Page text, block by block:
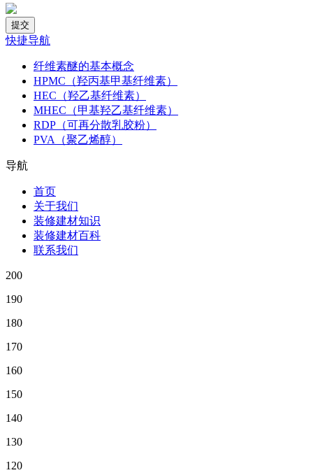
快捷导航
纤维素醚的基本概念
HPMC（羟丙基甲基纤维素）
HEC（羟乙基纤维素）
MHEC（甲基羟乙基纤维素）
RDP（可再分散乳胶粉）
PVA（聚乙烯醇）
导航
首页
关于我们
装修建材知识
装修建材百科
联系我们
200
190
180
170
160
150
140
130
120